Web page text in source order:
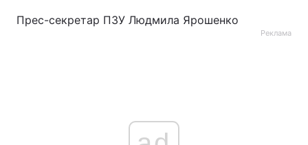
Прес-секретар ПЗУ Людмила Ярошенко
Реклама